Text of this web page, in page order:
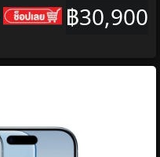
฿30,900